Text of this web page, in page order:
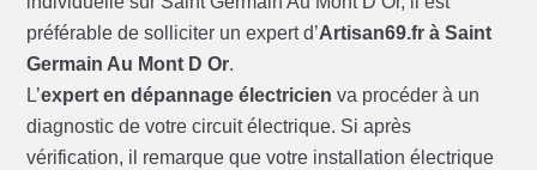
préférable de solliciter un expert d’Artisan69.fr à Saint
Germain Au Mont D Or.
L’expert en dépannage électricien va procéder à un
diagnostic de votre circuit électrique. Si après
vérification, il remarque que votre installation électrique